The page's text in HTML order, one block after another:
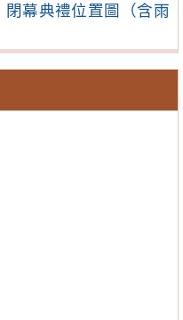
閉幕典禮位置圖（含雨